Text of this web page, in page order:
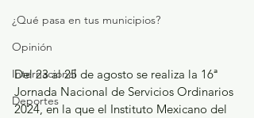
¿Qué pasa en tus municipios?
Opinión
Internacional
Deportes
Del 23 al 25 de agosto se realiza la 16ª
Jornada Nacional de Servicios Ordinarios
2024, en la que el Instituto Mexicano del